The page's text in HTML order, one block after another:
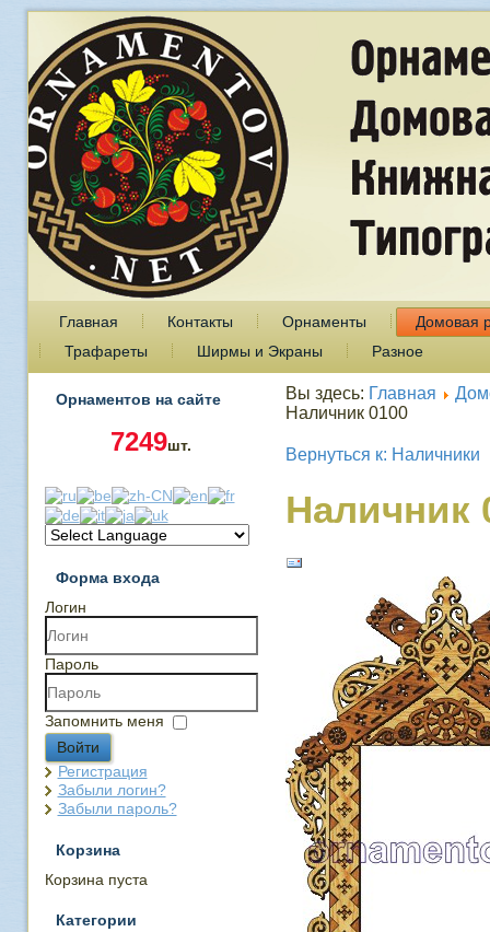
Главная Контакты Орнаменты
Домовая
Трафареты
Ширмы и Экраны Разное
Орнаментов на сайте
7249шт.
Форма входа
Логин
Пароль
Запомнить меня
Войти
Регистрация
Забыли логин?
Забыли пароль?
Корзина
Корзина пуста
Категории
Вы здесь: Главная
Наличник 0100
Вернуться к: Наличники
Наличник